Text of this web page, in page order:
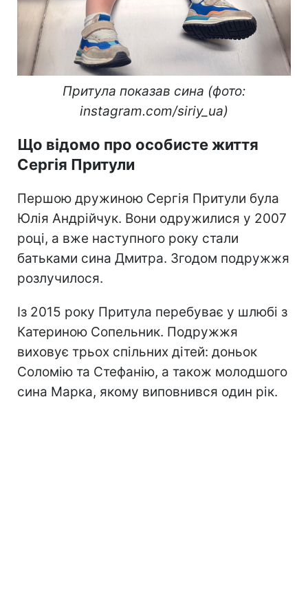
Притула показав сина (фото:
instagram.com/siriy_ua)
Що відомо про особисте життя
Сергія Притули
Першою дружиною Сергія Притули була
Юлія Андрійчук. Вони одружилися у 2007
році, а вже наступного року стали
батьками сина Дмитра. Згодом подружжя
розлучилося.
Із 2015 року Притула перебуває у шлюбі з
Катериною Сопельник. Подружжя
виховує трьох спільних дітей: доньок
Соломію та Стефанію, а також молодшого
сина Марка, якому виповнився один рік.